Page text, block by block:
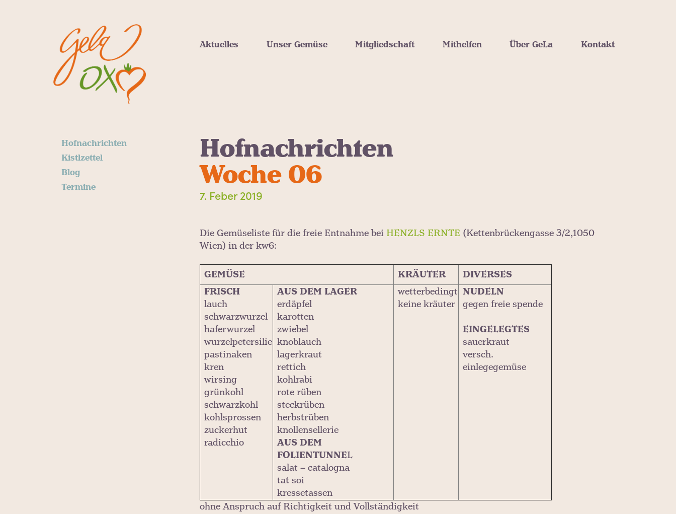
Aktuelles Unser Gemüse Mitgliedschaft Mithelfen Über GeLa Kontakt
Hofnachrichten
Kistlzettel
Blog
Termine
Hofnachrichten
Woche 06
7. Feber 2019
Die Gemüseliste für die freie Entnahme bei HENZLS ERNTE (Kettenbrückengasse 3/2,1050
Wien) in der kw6:
GEMÜSE KRÄUTER
DIVERSES
FRISCH
lauch
schwarzwurzel
haferwurzel
wurzelpetersilie
pastinaken
kren
wirsing
grünkohl
schwarzkohl
kohlsprossen
zuckerhut
radicchio
AUS DEM LAGER
erdäpfel
karotten
zwiebel
knoblauch
lagerkraut
rettich
kohlrabi
rote rüben
steckrüben
herbstrüben
knollensellerie
AUS DEM
FOLIENTUNNEL
salat – catalogna
tat soi
kressetassen
wetterbedingt
keine kräuter
NUDELN
gegen freie spende
EINGELEGTES
sauerkraut
versch.
einlegegemüse
ohne Anspruch auf Richtigkeit und Vollständigkeit